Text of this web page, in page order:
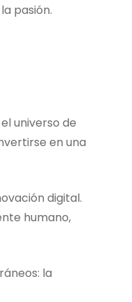
pasión.
universo de
en una
digital.
humano,
la